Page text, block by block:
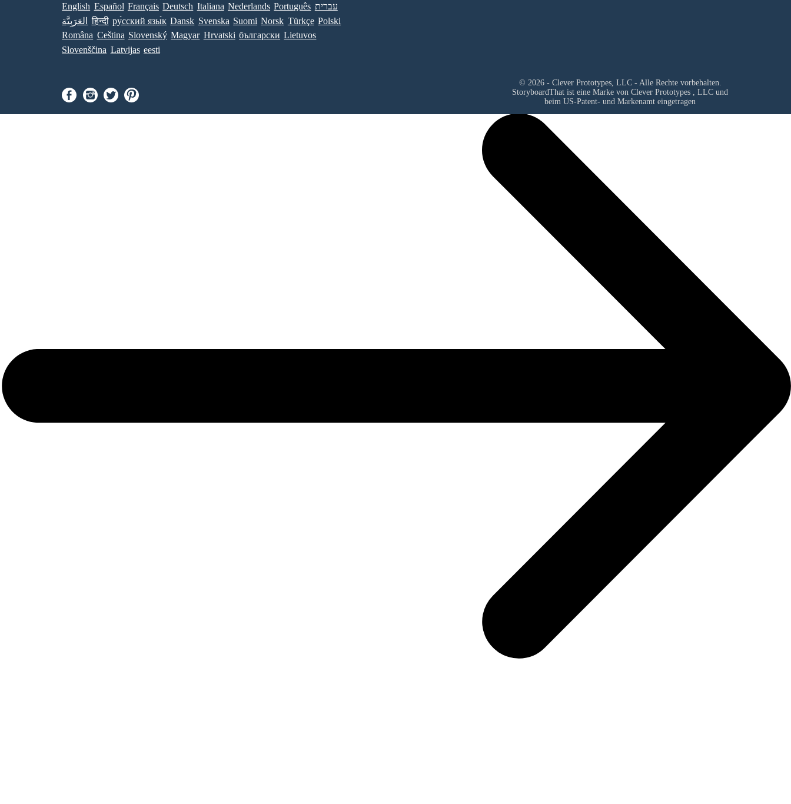
English Español Français Deutsch Italiana Nederlands Português עברית
العَرَبِيَّة
हिन्दी ру́сский язы́к Dansk Svenska Suomi Norsk Türkçe Polski
Româna Ceština Slovenský Magyar Hrvatski български Lietuvos
Slovenščina Latvijas eesti
© 2026 - Clever Prototypes, LLC - Alle Rechte vorbehalten.
StoryboardThat ist eine Marke von Clever Prototypes , LLC und
beim US-Patent- und Markenamt eingetragen